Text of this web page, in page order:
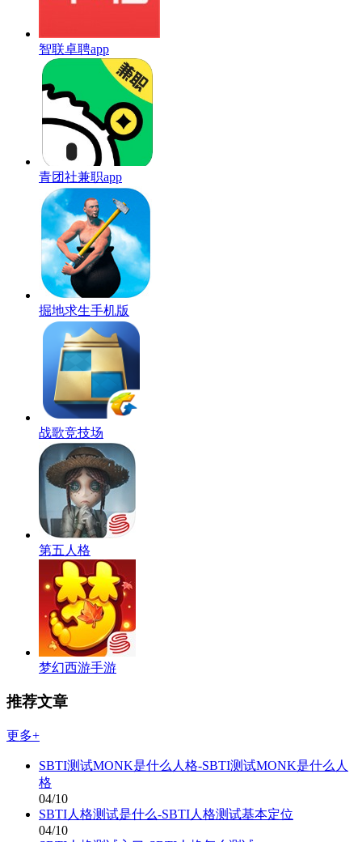
智联卓聘app
青团社兼职app
掘地求生手机版
战歌竞技场
第五人格
梦幻西游手游
推荐文章
更多+
SBTI测试MONK是什么人格-SBTI测试MONK是什么人
格
04/10
SBTI人格测试是什么-SBTI人格测试基本定位
04/10